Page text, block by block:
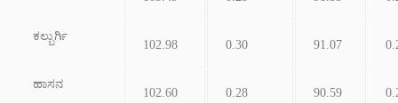
ಕಲ್ಬುರ್ಗಿ
102.98 0.30 91.07
ಹಾಸನ
102.60 0.28 90.59